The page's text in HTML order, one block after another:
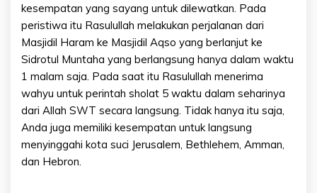
kesempatan yang sayang untuk dilewatkan. Pada
peristiwa itu Rasulullah melakukan perjalanan dari
Masjidil Haram ke Masjidil Aqso yang berlanjut ke
Sidrotul Muntaha yang berlangsung hanya dalam waktu
1 malam saja. Pada saat itu Rasulullah menerima
wahyu untuk perintah sholat 5 waktu dalam seharinya
dari Allah SWT secara langsung. Tidak hanya itu saja,
Anda juga memiliki kesempatan untuk langsung
menyinggahi kota suci Jerusalem, Bethlehem, Amman,
dan Hebron.